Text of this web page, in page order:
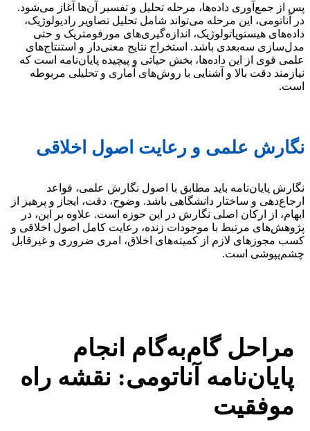
پس از جمع‌آوری داده‌ها، مرحله تحلیل و تفسیر آن‌ها آغاز می‌شود.
در آناتومی، این مرحله می‌تواند شامل تحلیل تصاویر رادیولوژیک،
داده‌های هیستوپاتولوژیک، اندازه‌گیری‌های مورفومتریک و حتی
مدل‌سازی سه‌بعدی باشد. استخراج نتایج معنی‌دار و استنتاج‌های
علمی قوی از این داده‌ها، بخش حیاتی و پیچیده پایان‌نامه است که
نیازمند دقت بالا و آشنایی با روش‌های آماری و تحلیلی مربوطه
است.
نگارش علمی و رعایت اصول اخلاقی
نگارش پایان‌نامه باید مطابق با اصول نگارش علمی، قواعد
ارجاع‌دهی و ساختار دانشگاهی باشد. وضوح، دقت، ایجاز و پرهیز از
ابهام، از ارکان اصلی نگارش در این حوزه است. علاوه بر این، در
پژوهش‌های مرتبط با موجودات زنده، رعایت کامل اصول اخلاقی و
کسب مجوزهای لازم از کمیته‌های اخلاق، امری ضروری و غیرقابل
چشم‌پپوشی است.
مراحل گام‌به‌گام انجام
پایان‌نامه آناتومی: نقشه راه
موفقیت